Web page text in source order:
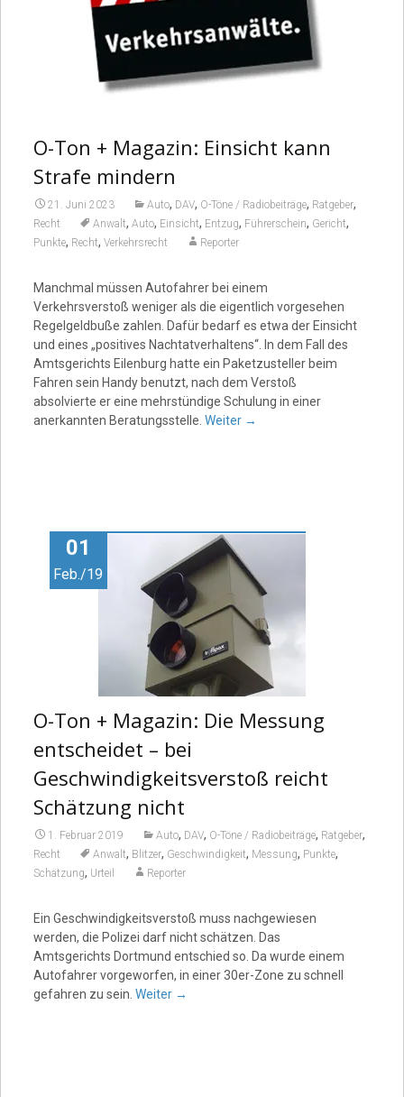
O-Ton + Magazin: Einsicht kann
Strafe mindern
21. Juni 2023 Auto, DAV, O-Töne / Radiobeiträge, Ratgeber,
Recht Anwalt, Auto, Einsicht, Entzug, Führerschein, Gericht,
Punkte, Recht, Verkehrsrecht Reporter
Manchmal müssen Autofahrer bei einem
Verkehrsverstoß weniger als die eigentlich vorgesehen
Regelgeldbuße zahlen. Dafür bedarf es etwa der Einsicht
und eines „positives Nachtatverhaltens“. In dem Fall des
Amtsgerichts Eilenburg hatte ein Paketzusteller beim
Fahren sein Handy benutzt, nach dem Verstoß
absolvierte er eine mehrstündige Schulung in einer
anerkannten Beratungsstelle. Weiter →
01
Feb./19
O-Ton + Magazin: Die Messung
entscheidet – bei
Geschwindigkeitsverstoß reicht
Schätzung nicht
1. Februar 2019 Auto, DAV, O-Töne / Radiobeiträge, Ratgeber,
Recht Anwalt, Blitzer, Geschwindigkeit, Messung, Punkte,
Schätzung, Urteil Reporter
Ein Geschwindigkeitsverstoß muss nachgewiesen
werden, die Polizei darf nicht schätzen. Das
Amtsgerichts Dortmund entschied so. Da wurde einem
Autofahrer vorgeworfen, in einer 30er-Zone zu schnell
gefahren zu sein. Weiter →